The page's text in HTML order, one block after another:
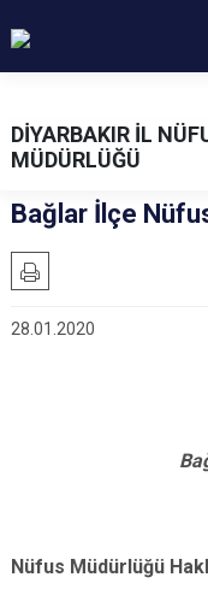
DİYARBAKIR İL
MÜDÜRLÜĞÜ
Bağlar İlçe
28.01.2020
Nüfus Müdürlüğü